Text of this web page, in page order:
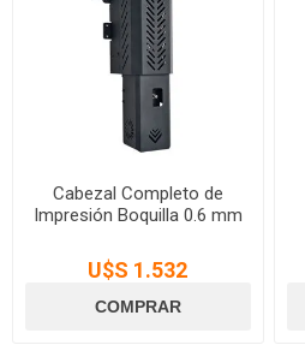
Cabezal Completo de
Impresión Boquilla 0.6 mm
U$S 1.532